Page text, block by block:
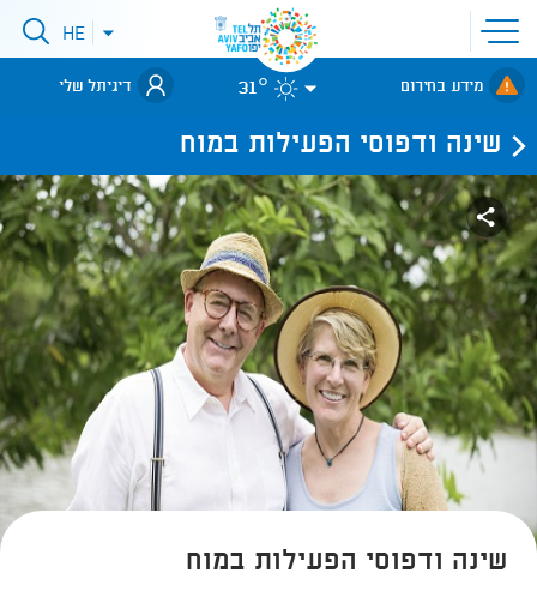
פתיחת
תפריט
אתר
לאתר עיריית
תל-אביב
פתיחתHE
מידע בחירום 31° דיגיתל שלי
שינה ודפוסי הפעילות במוח
שינה ודפוסי הפעילות במוח